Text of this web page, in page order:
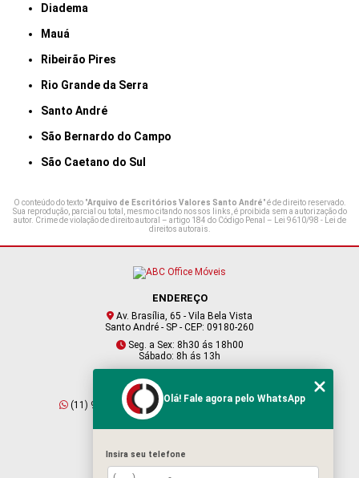
Diadema
Mauá
Ribeirão Pires
Rio Grande da Serra
Santo André
São Bernardo do Campo
São Caetano do Sul
O conteúdo do texto "Arquivo de Escritórios Valores Santo André" é de direito reservado.
Sua reprodução, parcial ou total, mesmo citando nossos links, é proibida sem a autorização do
autor. Crime de violação de direito autoral – artigo 184 do Código Penal – Lei 9610/98 - Lei de
direitos autorais.
ENDEREÇO
Av. Brasília, 65 - Vila Bela Vista
Santo André - SP - CEP: 09180-260
Seg. a Sex: 8h30 ás 18h00
Sábado: 8h ás 13h
CONTATO
(11) 95409-2229
(11) 4901-6045
vendas@abcofficemoveis.com.br
Olá! Fale agora pelo WhatsApp
Insira seu telefone